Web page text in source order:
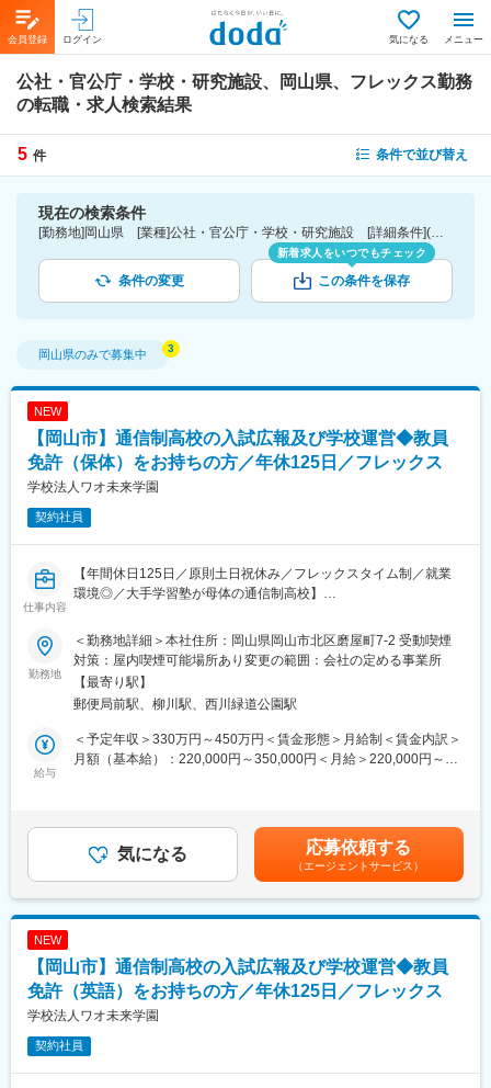
会員登録 ログイン 気になる メニュー
公社・官公庁・学校・研究施設、岡山県、フレックス勤務
の転職・求人検索結果
5 件 条件で並び替え
現在の検索条件
[勤務地]岡山県 [業種]公社・官公庁・学校・研究施設 [詳細条件](休日・働き方)フレックス勤務
条件の変更
新着求人をいつでもチェック
この条件を保存
岡山県のみで募集中
NEW
【岡山市】通信制高校の入試広報及び学校運営◆教員
免許（保体）をお持ちの方／年休125日／フレックス
学校法人ワオ未来学園
契約社員
仕事内容
【年間休日125日／原則土日祝休み／フレックスタイム制／就業
環境◎／大手学習塾が母体の通信制高校】
■当校概要：
教養探究科目「哲学・科学・経済」の学びを中心に、対話とコミ
ュニケーションを重視したオンラインで学ぶ通信制高校です。
通常はバーチャルキャンパスにて、そして年２回のスクーリング
では岡山本校にて様々な教育活動行っています。
生徒の成長のために背中をひと押しできる理科の教員免許をお持
ちの教員を募集しています。
す。
・全国で実施される合同相談会での入学相談
・生徒募集のための公式サイトの更新
・SNSや動画によるプロモーション活動など
◇学校運営とは
勤務地
＜勤務地詳細＞本社住所：岡山県岡山市北区磨屋町7-2 受動喫煙
対策：屋内喫煙可能場所あり変更の範囲：会社の定める事業所
【最寄り駅】
郵便局前駅、柳川駅、西川緑道公園駅
給与
＜予定年収＞330万円～450万円＜賃金形態＞月給制＜賃金内訳＞
月額（基本給）：220,000円～350,000円＜月給＞220,000円～
り。/6月、12月)■昇給：年1回賃金はあくまでも目安の金額であ
り、選考を通じて上下する可能性があります。月給(月額)は固定手
当を含めた表記です。
気になる 応募依頼する
（エージェントサービス）
NEW
【岡山市】通信制高校の入試広報及び学校運営◆教員
免許（英語）をお持ちの方／年休125日／フレックス
学校法人ワオ未来学園
契約社員